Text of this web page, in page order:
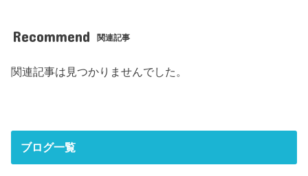
Recommend 関連記事
関連記事は見つかりませんでした。
ブログ一覧